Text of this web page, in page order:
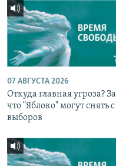
07 АВГУСТА 2026
Откуда главная угроза? За
что "Яблоко" могут снять с
выборов